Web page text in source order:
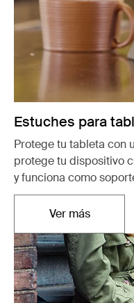
Estuches para
Protege tu tableta con
protege tu dispositivo
y funciona como
Ver másSe abre en